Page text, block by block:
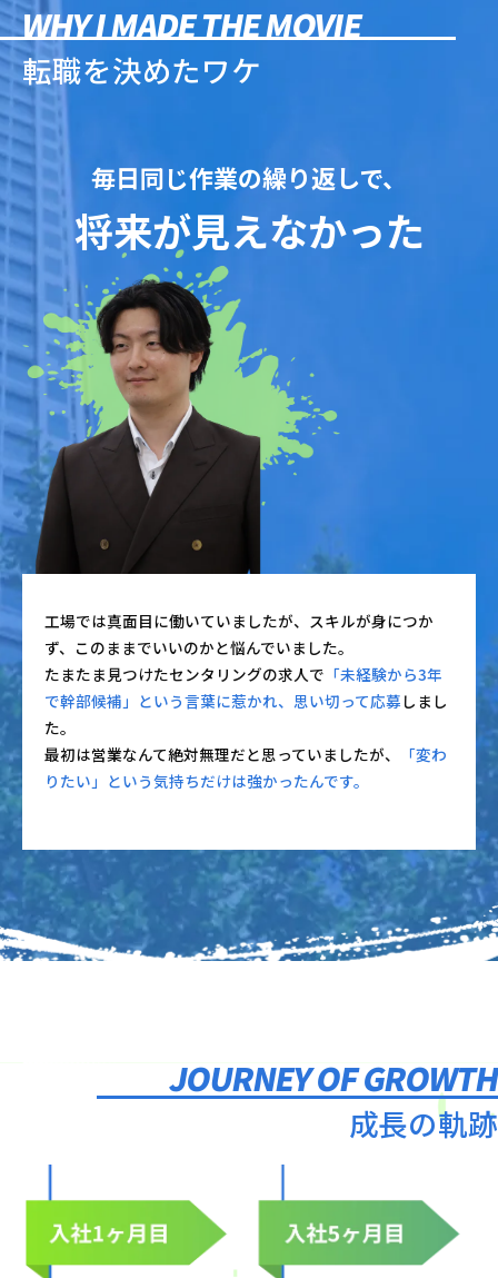
WHY I MADE THE MOVIE
転職を決めたワケ
毎日同じ作業の繰り返しで、
将来が見えなかった
工場では真面目に働いていましたが、スキルが身につか
ず、このままでいいのかと悩んでいました。
たまたま見つけたセンタリングの求人で 「未経験から3年
で幹部候補」という言葉に惹かれ、思い切って応募 しまし
た。
最初は営業なんて絶対無理だと思っていましたが、
「変わ
りたい」という気持ちだけは強かったんです。
JOURNEY OF
成長の軌跡